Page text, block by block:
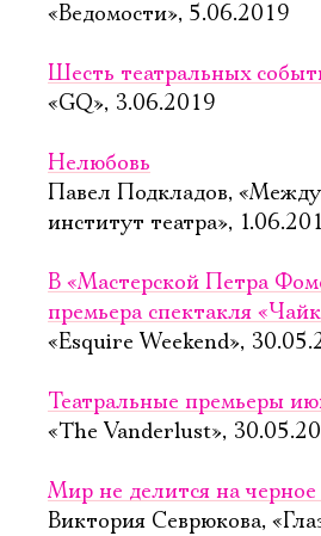
«Ведомости», 5.06.2019
Шесть театральных
«GQ», 3.06.2019
Нелюбовь
Павел Подкладов,
институт театра»,
В «Мастерской Петра
премьера спектакля
«Esquire Weekend»,
Театральные премьеры
«The Vanderlust»,
Мир не делится на черное
Виктория Севрюкова,